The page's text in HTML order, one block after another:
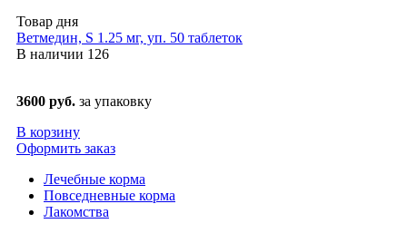
Товар дня
Ветмедин, S 1.25 мг, уп. 50 таблеток
В наличии 126
3600 руб. за упаковку
В корзину
Оформить заказ
Лечебные корма
Повседневные корма
Лакомства